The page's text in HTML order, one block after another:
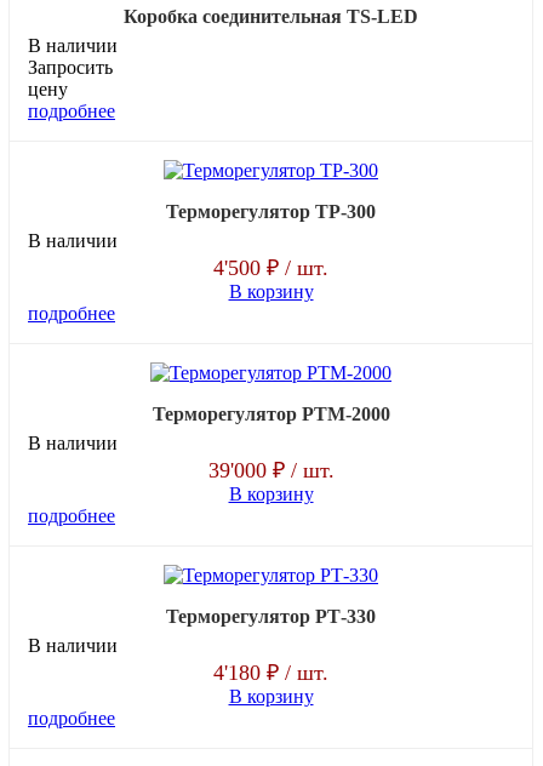
Коробка соединительная TS-LED
В наличии
Запросить
цену
подробнее
Терморегулятор ТР-300
В наличии
4'500 ₽ / шт.
В корзину
подробнее
Терморегулятор РТМ-2000
В наличии
39'000 ₽ / шт.
В корзину
подробнее
Терморегулятор РТ-330
В наличии
4'180 ₽ / шт.
В корзину
подробнее